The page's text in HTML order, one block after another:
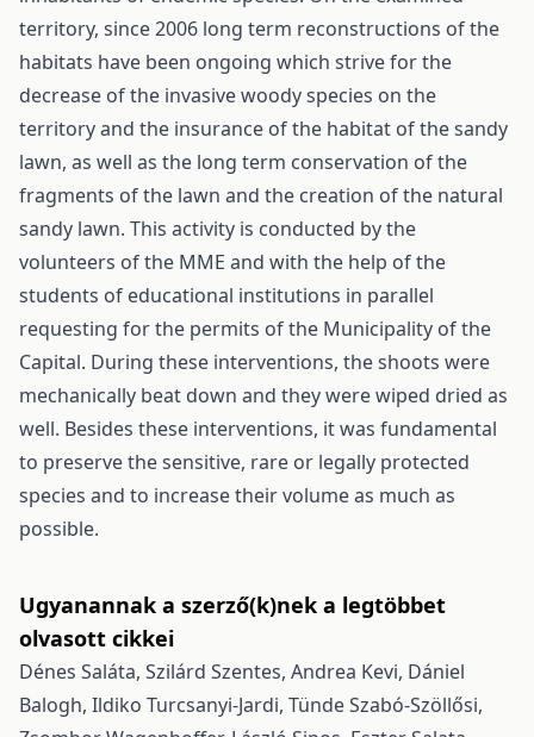
territory, since 2006 long term reconstructions of the
habitats have been ongoing which strive for the
decrease of the invasive woody species on the
territory and the insurance of the habitat of the sandy
lawn, as well as the long term conservation of the
fragments of the lawn and the creation of the natural
sandy lawn. This activity is conducted by the
volunteers of the MME and with the help of the
students of educational institutions in parallel
requesting for the permits of the Municipality of the
Capital. During these interventions, the shoots were
mechanically beat down and they were wiped dried as
well. Besides these interventions, it was fundamental
to preserve the sensitive, rare or legally protected
species and to increase their volume as much as
possible.
Ugyanannak a szerző(k)nek a legtöbbet
olvasott cikkei
Dénes Saláta, Szilárd Szentes, Andrea Kevi, Dániel
Balogh, Ildiko Turcsanyi-Jardi, Tünde Szabó-Szöllősi,